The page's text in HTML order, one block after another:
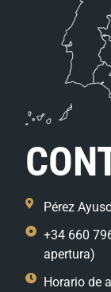
Pérez
+34 660
apertura)
Horario de